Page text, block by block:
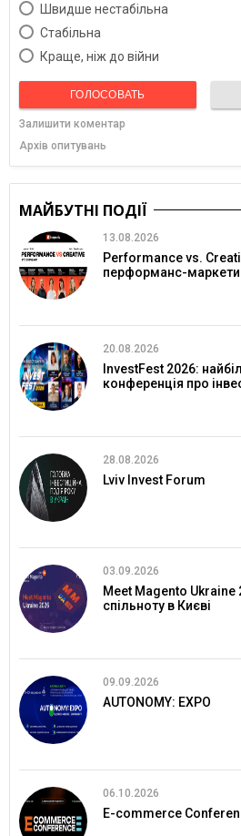
Швидше нестабільна
Cтабільна
Краще, ніж до війни
ГОЛОСОВАТЬ
Залишити коментар
Архів опитувань
МАЙБУТНІ ПОДІЇ
13.08.2026
Performance vs.
перформанс-
20.08.2026
InvestFest 2026:
конференція про
28.08.2026
Lviv Invest Forum
03.09.2026
Meet Magento
спільноту в Києві
09.09.2026
AUTONOMY: EXPO
06.10.2026
E-commerce